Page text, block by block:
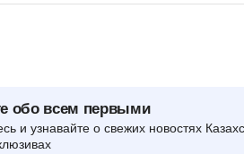
обо всем первыми
и узнавайте о свежих новостях